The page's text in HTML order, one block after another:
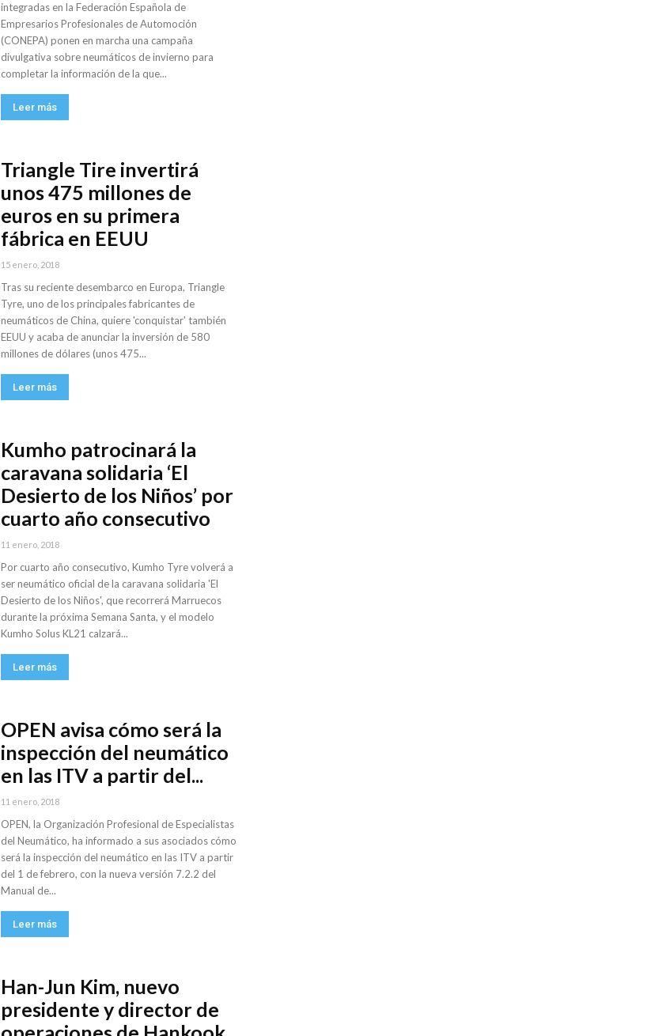
integradas en la Federación Española de
Empresarios Profesionales de Automoción
(CONEPA) ponen en marcha una campaña
divulgativa sobre neumáticos de invierno para
completar la información de la que...
Leer más
Triangle Tire invertirá
unos 475 millones de
euros en su primera
fábrica en EEUU
15 enero, 2018
Tras su reciente desembarco en Europa, Triangle
Tyre, uno de los principales fabricantes de
neumáticos de China, quiere 'conquistar' también
EEUU y acaba de anunciar la inversión de 580
millones de dólares (unos 475...
Leer más
Kumho patrocinará la
caravana solidaria ‘El
Desierto de los Niños’ por
cuarto año consecutivo
11 enero, 2018
Por cuarto año consecutivo, Kumho Tyre volverá a
ser neumático oficial de la caravana solidaria 'El
Desierto de los Niños', que recorrerá Marruecos
durante la próxima Semana Santa, y el modelo
Kumho Solus KL21 calzará...
Leer más
OPEN avisa cómo será la
inspección del neumático
en las ITV a partir del...
11 enero, 2018
OPEN, la Organización Profesional de Especialistas
del Neumático, ha informado a sus asociados cómo
será la inspección del neumático en las ITV a partir
del 1 de febrero, con la nueva versión 7.2.2 del
Manual de...
Leer más
Han-Jun Kim, nuevo
presidente y director de